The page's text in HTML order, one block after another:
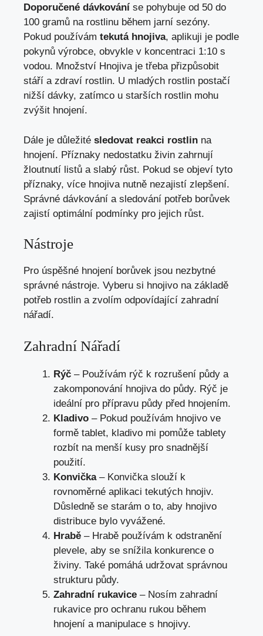
Doporučené dávkování se pohybuje od 50 do
100 gramů na rostlinu během jarní sezóny.
Pokud používám tekutá hnojiva, aplikuji je podle
pokynů výrobce, obvykle v koncentraci 1:10 s
vodou. Množství Hnojiva je třeba přizpůsobit
stáří a zdraví rostlin. U mladých rostlin postačí
nižší dávky, zatímco u starších rostlin mohu
zvýšit hnojení.
Dále je důležité sledovat reakci rostlin na
hnojení. Příznaky nedostatku živin zahrnují
žloutnutí listů a slabý růst. Pokud se objeví tyto
příznaky, více hnojiva nutně nezajistí zlepšení.
Správné dávkování a sledování potřeb borůvek
zajistí optimální podmínky pro jejich růst.
Nástroje
Pro úspěšné hnojení borůvek jsou nezbytné
správné nástroje. Vyberu si hnojivo na základě
potřeb rostlin a zvolím odpovídající zahradní
nářadí.
Zahradní Nářadí
Rýč – Používám rýč k rozrušení půdy a
zakomponování hnojiva do půdy. Rýč je
ideální pro přípravu půdy před hnojením.
Kladivo – Pokud používám hnojivo ve
formě tablet, kladivo mi pomůže tablety
rozbít na menší kusy pro snadnější
použití.
Konvička– Konvička slouží k
rovnoměrné aplikaci tekutých hnojiv.
Důsledně se starám o to, aby hnojivo
distribuce bylo vyvážené.
Hrabě – Hrabě používám k odstranění
plevele, aby se snížila konkurence o
živiny. Také pomáhá udržovat správnou
strukturu půdy.
Zahradní rukavice – Nosím zahradní
rukavice pro ochranu rukou během
hnojení a manipulace s hnojivy.